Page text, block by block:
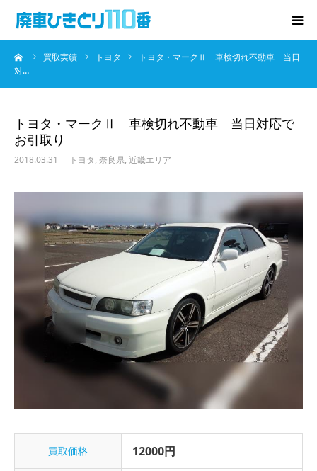
買取実績 トヨタ
トヨタ・マークⅡ 車検切れ不動車 当日
対…
トヨタ・マークⅡ 車検切れ不動車 当日対応で
お引取り
2018.03.31 トヨタ, 奈良県, 近畿エリア
買取価格 12000円
廃車･事故車の買取
無料査定
お知らせ
会社概要
お問い合わせ